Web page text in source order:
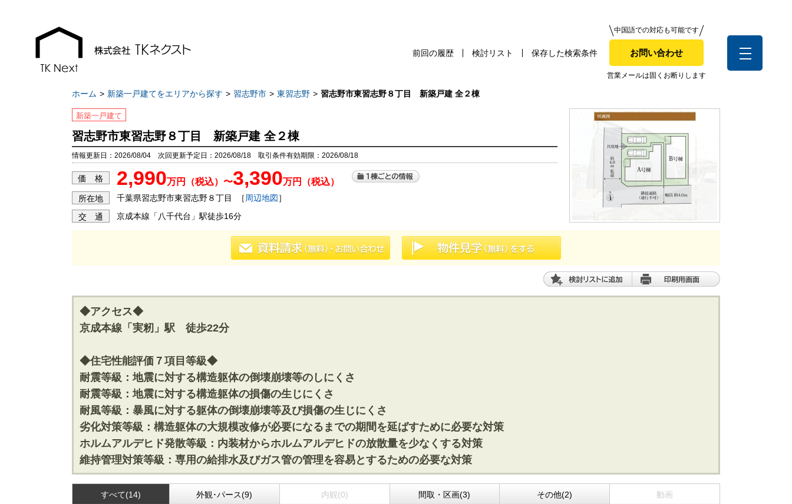
前回の履歴 検討リスト 保存した検索条件
中国語での対応も可能です
お問い合わせ
営業メールは固くお断りします
ホーム 新築一戸建てをエリアから探す 習志野市 東習志野 習志野市東習志野８丁目 新築戸建 全２棟
新築一戸建て
習志野市東習志野８丁目 新築戸建 全２棟
情報更新日：2026/08/04 次回更新予定日：2026/08/18 取引条件有効期限：2026/08/18
価 格 2,990万円（税込）〜3,390万円（税込）
所在地 千葉県習志野市東習志野８丁目 ［ 周辺地図］
交 通 京成本線「八千代台」駅徒歩16分
◆アクセス◆
京成本線「実籾」駅 徒歩22分
◆住宅性能評価７項目等級◆
耐震等級：地震に対する構造躯体の倒壊崩壊等のしにくさ
耐震等級：地震に対する構造躯体の損傷の生じにくさ
耐風等級：暴風に対する躯体の倒壊崩壊等及び損傷の生じにくさ
劣化対策等級：構造躯体の大規模改修が必要になるまでの期間を延ばすために必要な対策
ホルムアルデヒド発散等級：内装材からホルムアルデヒドの放散量を少なくする対策
維持管理対策等級：専用の給排水及びガス管の管理を容易とするための必要な対策
すべて(14) 外観･パース(9) 内観(0) 間取・区画(3) その他(2) 動画
中国語での対応も可能です
お問い合わせ
お知らせ
千葉本店
松戸支店
成田支店
沖縄支店
現地販売会情報
千葉本店
松戸支店
成田支店
沖縄支店
スタッフ紹介
千葉本店
木更津支店
東京支店
沖縄支店
会社案内
プライバシーポリシー
お客様の声
物件検索
新築一戸建
エリアから探す
路線から探す
中古一戸建
エリアから探す
路線から探す
マンション
エリアから探す
路線から探す
エリアから物件検索